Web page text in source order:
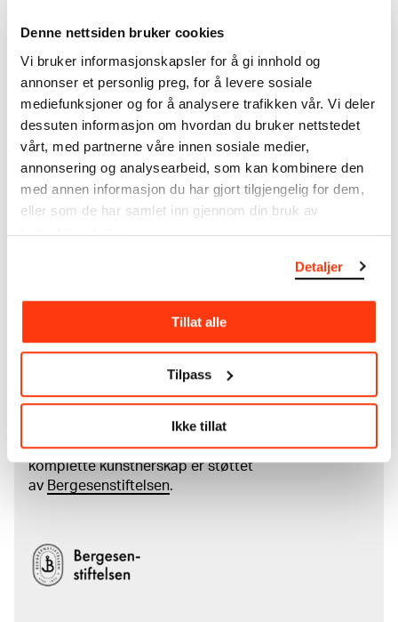
Denne nettsiden bruker cookies
Vi bruker informasjonskapsler for å gi innhold og
annonser et personlig preg, for å levere sosiale
mediefunksjoner og for å analysere trafikken vår. Vi deler
dessuten informasjon om hvordan du bruker nettstedet
vårt, med partnerne våre innen sosiale medier,
annonsering og analysearbeid, som kan kombinere den
med annen informasjon du har gjort tilgjengelig for dem,
eller som de har samlet inn gjennom din bruk av
tjenestene deres.
Detaljer
Tillat alle
Tilpass
Ikke tillat
forbehold om at feil kan forekomme.
MUNCHs samling består av over 42 000 unike
museumsobjekter, inkludert nærmere 27 000 unike
kunstverk. I tillegg til den ekstraordinære samlingen
som
Edvard Munch testamenterte til Oslo
kommune i 1940, rommer museet også samlingene
til Rolf Stenersen, Amaldus Nielsen og Ludvig O.
Ravensberg.
Merom MUNCHssamling
Les mer om bruk av våre avfotograferinger og
Den digitale tilgjengeliggjøringen av museets
samling og katalogen over Edvard Munchs
komplette kunstnerskap er støttet
av Bergesenstiftelsen.